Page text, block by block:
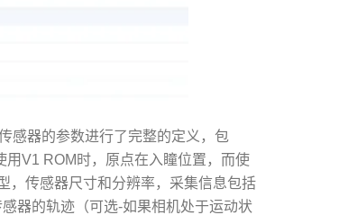
感器的参数进行了完整的定义，包
V1 ROM时，原点在入瞳位置，而使
，传感器尺寸和分辨率，采集信息包括
器的轨迹（可选-如果相机处于运动状